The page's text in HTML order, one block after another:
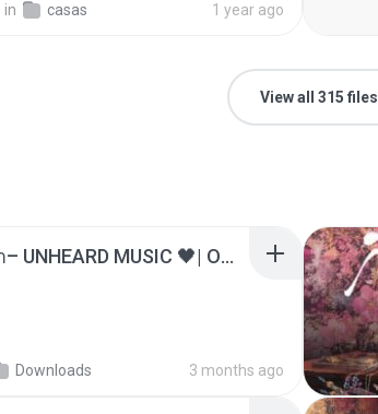
in casas 1 year ago
View all 315 files
ไม่มีใครรู้ตัวเรา– UNHEARD MUSIC 🖤| Official Lyric Video | เพลงสู้ชีวิต
Downloads 3 months ago